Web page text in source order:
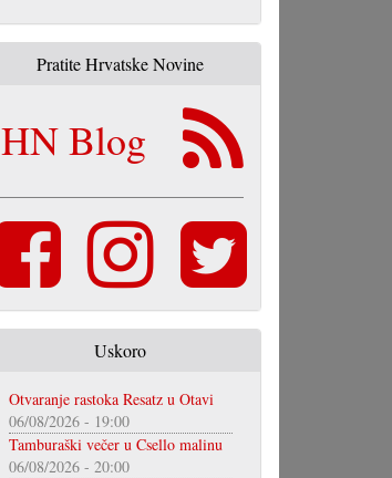
Pratite Hrvatske Novine
HN Blog
Uskoro
Otvaranje rastoka Resatz u Otavi
06/08/2026 - 19:00
Tamburaški večer u Csello malinu
06/08/2026 - 20:00